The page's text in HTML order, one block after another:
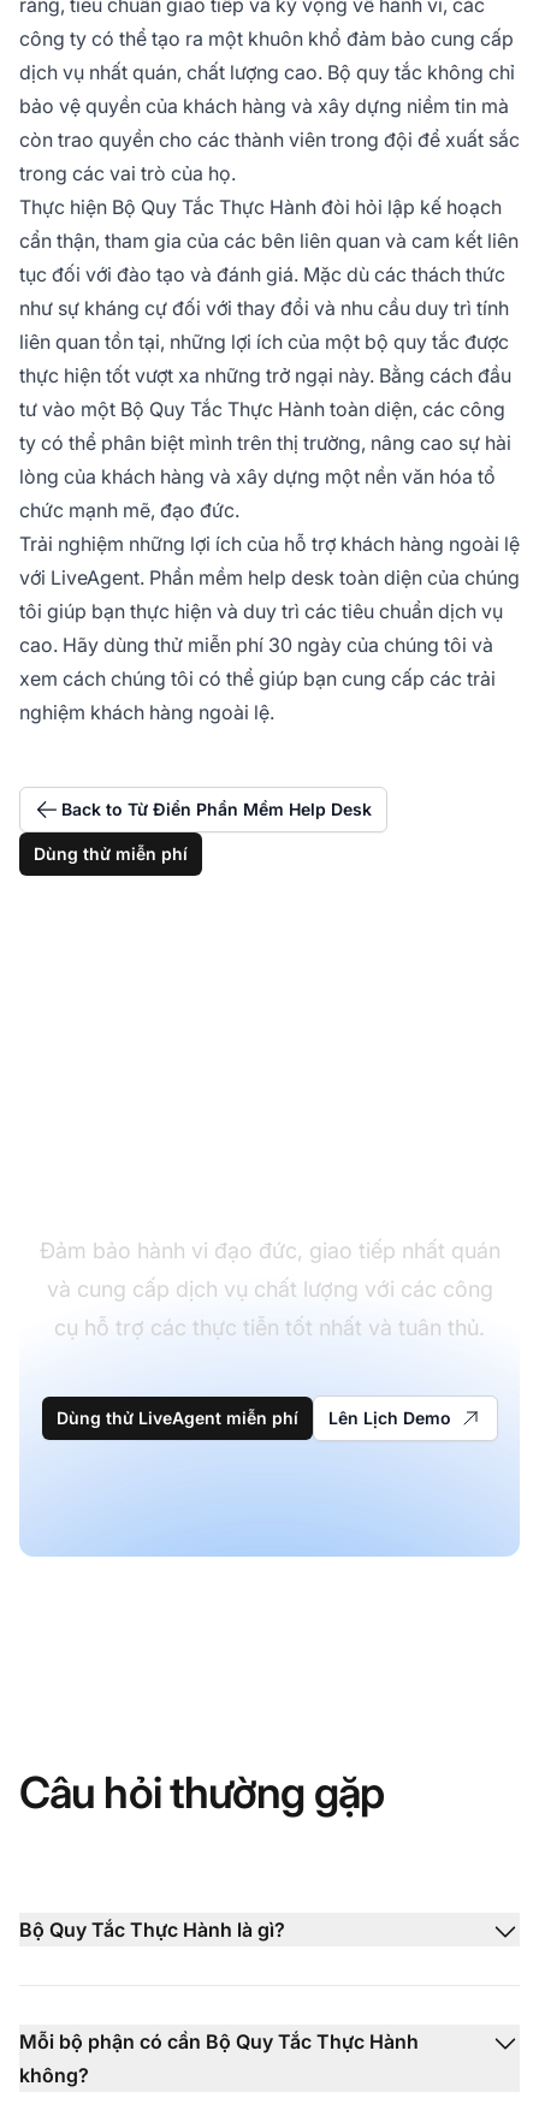
công ty có thể tạo ra một khuôn khổ đảm bảo cung cấp
dịch vụ nhất quán, chất lượng cao. Bộ quy tắc không chỉ
bảo vệ quyền của khách hàng và xây dựng niềm tin mà
còn trao quyền cho các thành viên trong đội để xuất sắc
trong các vai trò của họ.
Thực hiện Bộ Quy Tắc Thực Hành đòi hỏi lập kế hoạch
cẩn thận, tham gia của các bên liên quan và cam kết liên
tục đối với đào tạo và đánh giá. Mặc dù các thách thức
như sự kháng cự đối với thay đổi và nhu cầu duy trì tính
liên quan tồn tại, những lợi ích của một bộ quy tắc được
thực hiện tốt vượt xa những trở ngại này. Bằng cách đầu
tư vào một Bộ Quy Tắc Thực Hành toàn diện, các công
ty có thể phân biệt mình trên thị trường, nâng cao sự hài
lòng của khách hàng và xây dựng một nền văn hóa tổ
chức mạnh mẽ, đạo đức.
Trải nghiệm những lợi ích của hỗ trợ khách hàng ngoài lệ
với LiveAgent. Phần mềm help desk toàn diện của chúng
tôi giúp bạn thực hiện và duy trì các tiêu chuẩn dịch vụ
cao. Hãy dùng thử miễn phí 30 ngày của chúng tôi và
xem cách chúng tôi có thể giúp bạn cung cấp các trải
nghiệm khách hàng ngoài lệ.
Back to Từ Điển Phần Mềm Help Desk
Dùng thử miễn phí
Đảm bảo hành vi đạo đức, giao tiếp nhất quán
và cung cấp dịch vụ chất lượng với các công
cụ hỗ trợ các thực tiễn tốt nhất và tuân thủ.
Dùng thử LiveAgent miễn phí Lên Lịch Demo
Câu hỏi thường gặp
Bộ Quy Tắc Thực Hành là gì?
Mỗi bộ phận có cần Bộ Quy Tắc Thực Hành
không?